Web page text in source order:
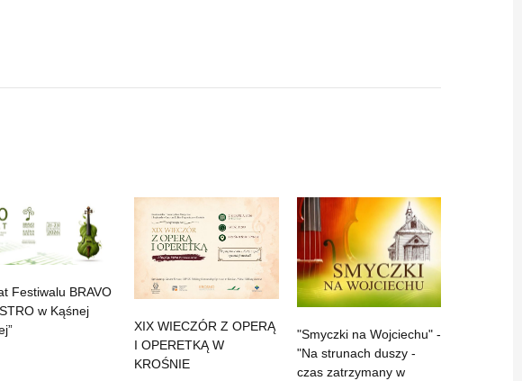
Festiwalu BRAVO
w Kąśnej
XIX WIECZÓR Z OPERĄ
I OPERETKĄ W
KROŚNIE
"Smyczki na Wojciechu" -
"Na strunach duszy -
czas zatrzymany w